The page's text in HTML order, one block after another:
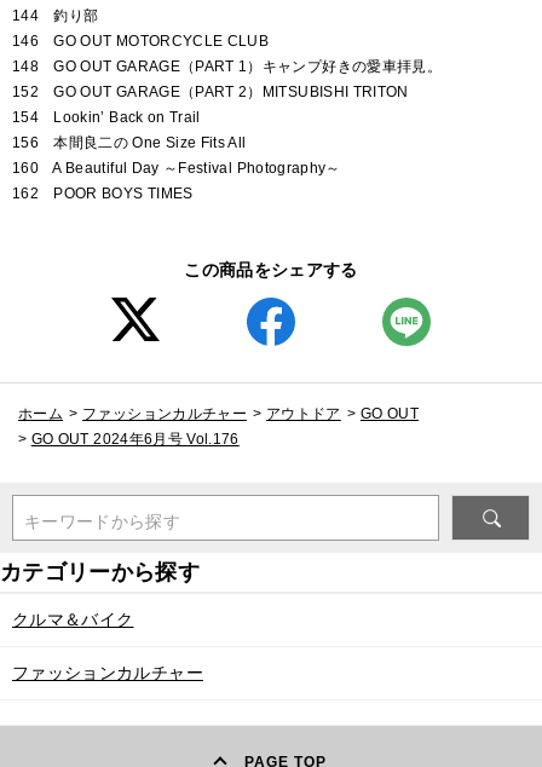
144 釣り部
146 GO OUT MOTORCYCLE CLUB
148 GO OUT GARAGE（PART 1）キャンプ好きの愛車拝見。
152 GO OUT GARAGE（PART 2）MITSUBISHI TRITON
154 Lookin’ Back on Trail
156 本間良二の One Size Fits All
160 A Beautiful Day ～Festival Photography～
162 POOR BOYS TIMES
この商品をシェアする
ホーム > ファッションカルチャー > アウトドア > GO OUT
> GO OUT 2024年6月号 Vol.176
キーワードから探す
クルマ＆バイク
ファッションカルチャー
PAGE TOP